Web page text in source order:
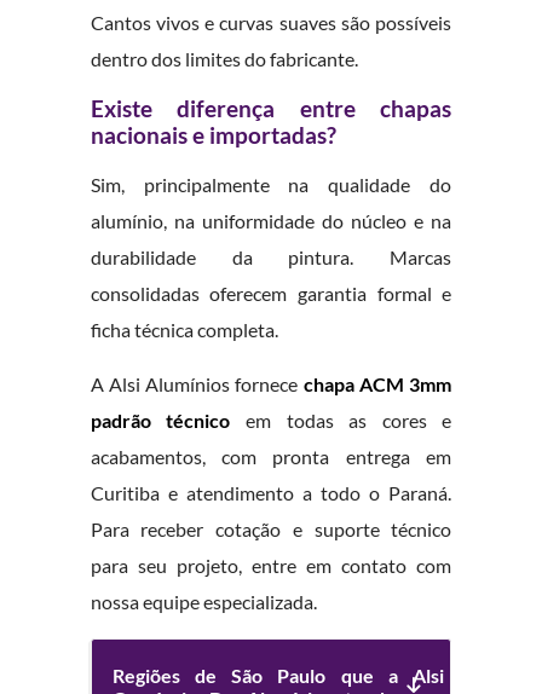
Cantos vivos e curvas suaves são possíveis
dentro dos limites do fabricante.
Existe diferença entre chapas
nacionais e importadas?
Sim, principalmente na qualidade do
alumínio, na uniformidade do núcleo e na
durabilidade da pintura. Marcas
consolidadas oferecem garantia formal e
ficha técnica completa.
A Alsi Alumínios fornece chapa ACM 3mm
padrão técnico em todas as cores e
acabamentos, com pronta entrega em
Curitiba e atendimento a todo o Paraná.
Para receber cotação e suporte técnico
para seu projeto, entre em contato com
nossa equipe especializada.
Regiões de São Paulo que a Alsi